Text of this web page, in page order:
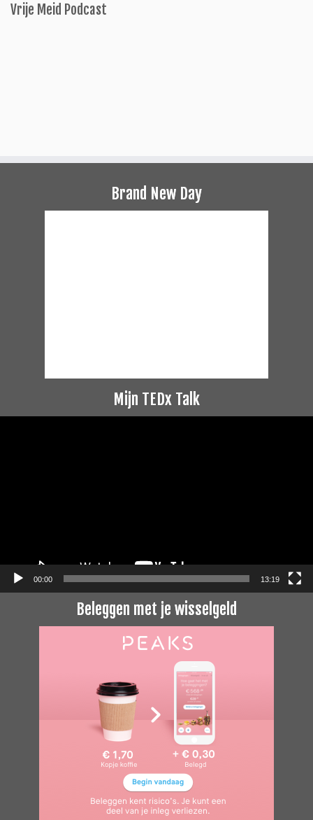
Vrije Meid Podcast
Brand New Day
Mijn TEDx Talk
00:00 13:19
Beleggen met je wisselgeld